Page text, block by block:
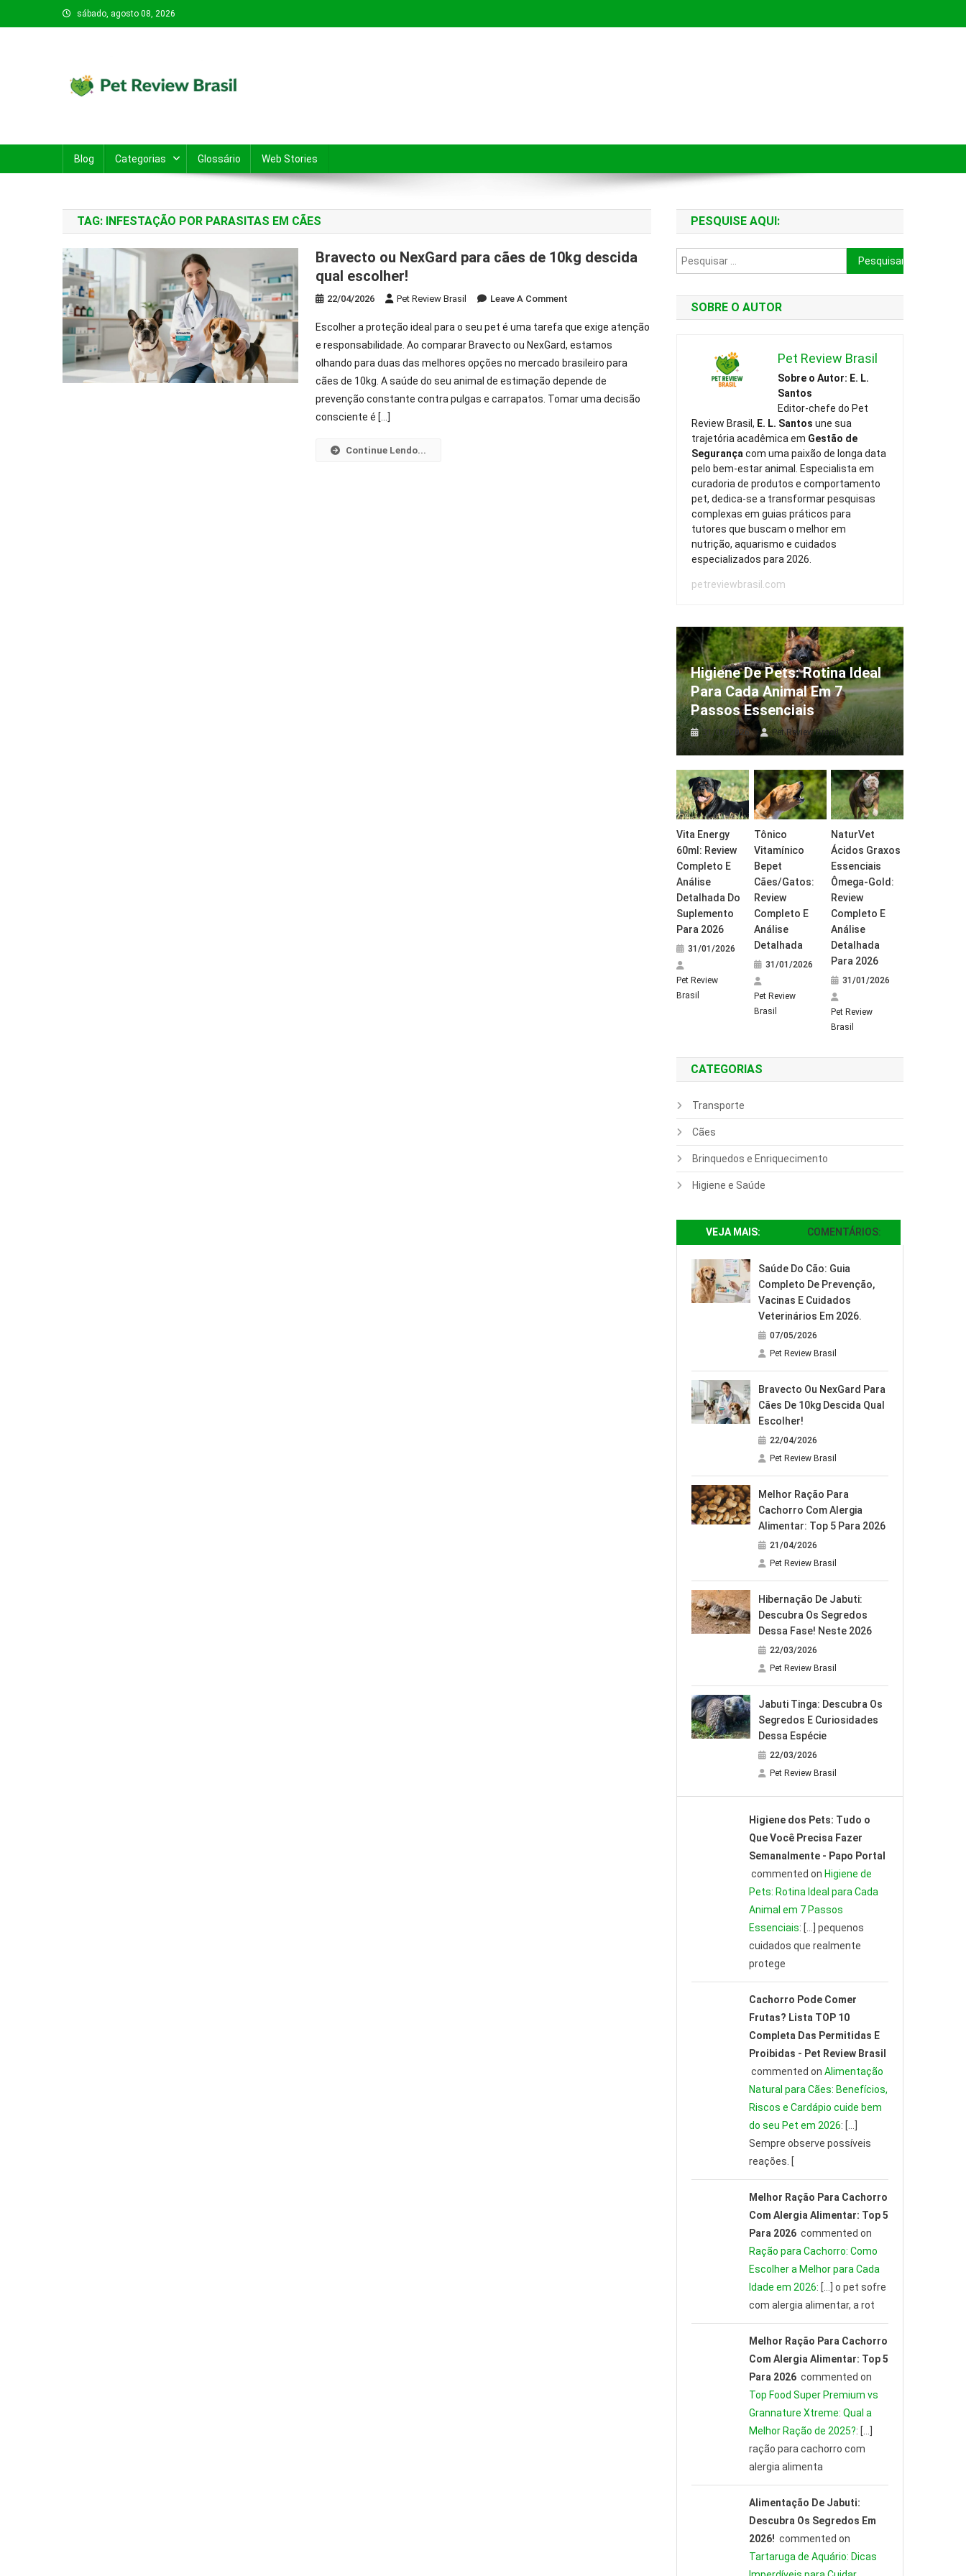
to
sábado, agosto 08, 2026
Blog Categorias Glossário Web Stories
TAG: INFESTAÇÃO POR PARASITAS EM CÃES
Bravecto ou NexGard para cães de 10kg descida
qual escolher!
22/04/2026 Pet Review Brasil Leave A Comment
Ou
NexGard
Para
Cães
De
Escolher a proteção ideal para o seu pet é uma tarefa que exige atenção
e responsabilidade. Ao comparar Bravecto ou NexGard, estamos
olhando para duas das melhores opções no mercado brasileiro para
cães de 10kg. A saúde do seu animal de estimação depende de
prevenção constante contra pulgas e carrapatos. Tomar uma decisão
consciente é […]
Continue Lendo...
PESQUISE AQUI:
Pesquisar
por:
SOBRE O AUTOR
Pet Review Brasil
Sobre o Autor: E. L.
Santos
Editor-chefe do Pet
Review Brasil, E. L. Santos une sua
trajetória acadêmica em Gestão de
Segurançacom uma paixão de longa data
pelo bem-estar animal. Especialista em
curadoria de produtos e comportamento
pet, dedica-se a transformar pesquisas
complexas em guias práticos para
tutores que buscam o melhor em
nutrição, aquarismo e cuidados
especializados para 2026.
petreviewbrasil.com
Higiene De Pets: Rotina Ideal
Para Cada Animal Em 7
Passos Essenciais
31/01/2026 Pet Review Brasil
Vita Energy
60ml: Review
Completo E
Análise
Detalhada Do
Suplemento
Para 2026
31/01/2026
Pet Review
Brasil
Tônico
Vitamínico
Bepet
Cães/Gatos:
Review
Completo E
Análise
Detalhada
31/01/2026
Pet Review
Brasil
NaturVet
Ácidos Graxos
Essenciais
Ômega-Gold:
Review
Completo E
Análise
Detalhada
Para 2026
31/01/2026
Pet Review
Brasil
CATEGORIAS
Transporte
Cães
Brinquedos e Enriquecimento
Higiene e Saúde
VEJA MAIS: COMENTÁRIOS:
Saúde Do Cão: Guia
Completo De Prevenção,
Vacinas E Cuidados
Veterinários Em 2026.
07/05/2026
Pet Review Brasil
Bravecto Ou NexGard Para
Cães De 10kg Descida Qual
Escolher!
22/04/2026
Pet Review Brasil
Melhor Ração Para
Cachorro Com Alergia
Alimentar: Top 5 Para 2026
21/04/2026
Pet Review Brasil
Hibernação De Jabuti:
Descubra Os Segredos
Dessa Fase! Neste 2026
22/03/2026
Pet Review Brasil
Jabuti Tinga: Descubra Os
Segredos E Curiosidades
Dessa Espécie
22/03/2026
Pet Review Brasil
Higiene dos Pets: Tudo o
Que Você Precisa Fazer
Semanalmente - Papo Portal
commented on Higiene de
Pets: Rotina Ideal para Cada
Animal em 7 Passos
Essenciais: […] pequenos
cuidados que realmente
protege
Cachorro Pode Comer
Frutas? Lista TOP 10
Completa Das Permitidas E
Proibidas - Pet Review Brasil
commented on Alimentação
Natural para Cães: Benefícios,
Riscos e Cardápio cuide bem
do seu Pet em 2026: […]
Sempre observe possíveis
reações. [
Melhor Ração Para Cachorro
Com Alergia Alimentar: Top 5
Para 2026commented on
Ração para Cachorro: Como
Escolher a Melhor para Cada
Idade em 2026: […] o pet sofre
com alergia alimentar, a rot
Melhor Ração Para Cachorro
Com Alergia Alimentar: Top 5
Para 2026commented on
Top Food Super Premium vs
Grannature Xtreme: Qual a
Melhor Ração de 2025?: […]
ração para cachorro com
alergia alimenta
Alimentação De Jabuti:
Descubra Os Segredos Em
2026! commented on
Tartaruga de Aquário: Dicas